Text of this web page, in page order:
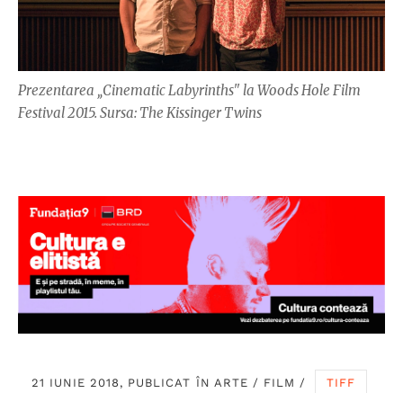
Prezentarea „Cinematic Labyrinths" la Woods Hole Film
Festival 2015. Sursa: The Kissinger Twins
21 IUNIE 2018, PUBLICAT ÎN ARTE / FILM / TIFF